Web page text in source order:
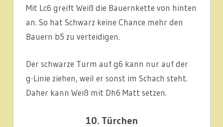
Mit Lc6 greift Weiß die Bauernkette von hinten
an. So hat Schwarz keine Chance mehr den
Bauern b5 zu verteidigen.
Der schwarze Turm auf g6 kann nur auf der
g-Linie ziehen, weil er sonst im Schach steht.
Daher kann Weiß mit Dh6 Matt setzen.
10. Türchen